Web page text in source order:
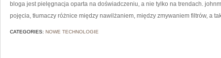
bloga jest pielęgnacja oparta na doświadczeniu, a nie tylko na trendach.
pojęcia, tłumaczy różnice między nawilżaniem, między zmywaniem filtrów, a
CATEGORIES: NOWE TECHNOLOGIE